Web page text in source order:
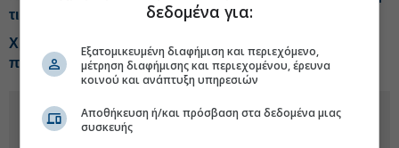
τιμή-στόχος
Χρηματιστήριο: Ποιες μετοχές και κλάδοι έχουν ακόμη
περιθώρια ανόδου
δεδομένα για:
Εξατομικευμένη διαφήμιση και περιεχόμενο,
μέτρηση διαφήμισης και περιεχομένου, έρευνα
κοινού και ανάπτυξη υπηρεσιών
Αποθήκευση ή/και πρόσβαση στα δεδομένα μιας
συσκευής